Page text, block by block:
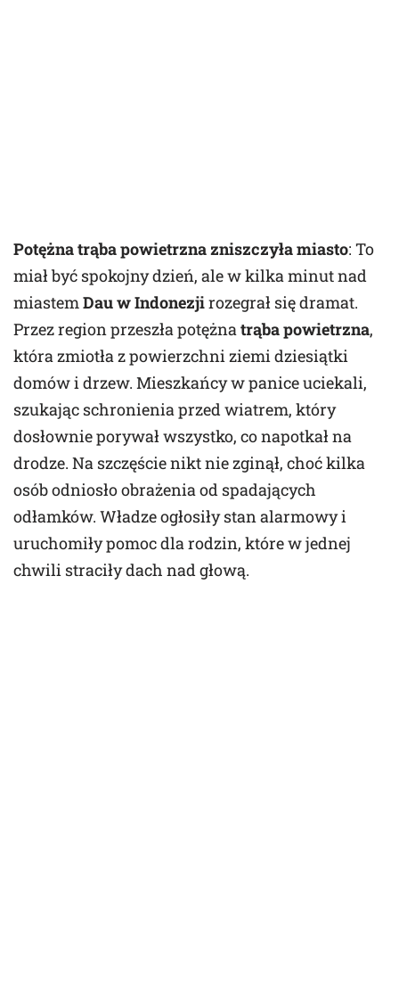
Potężna trąba powietrzna zniszczyła miasto: To
miał być spokojny dzień, ale w kilka minut nad
miastemDau w Indonezjirozegrał się dramat.
Przez region przeszła potężna trąba powietrzna,
która zmiotła z powierzchni ziemi dziesiątki
domów i drzew. Mieszkańcy w panice uciekali,
szukając schronienia przed wiatrem, który
dosłownie porywał wszystko, co napotkał na
drodze. Na szczęście nikt nie zginął, choć kilka
osób odniosło obrażenia od spadających
odłamków. Władze ogłosiły stan alarmowy i
uruchomiły pomoc dla rodzin, które w jednej
chwili straciły dach nad głową.